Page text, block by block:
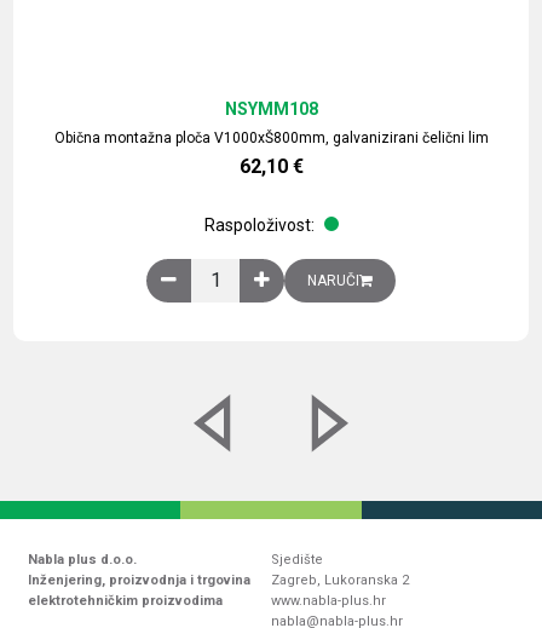
Obična montažna ploča V1000xŠ800mm, galvanizirani čelični lim
NSYMM108
62,10 €
Raspoloživost:
Obična montažna ploča V1000xŠ800mm,
NARUČI
Nabla plus d.o.o.
Inženjering, proizvodnja i trgovina
elektrotehničkim proizvodima
Sjedište
Zagreb, Lukoranska 2
www.nabla-plus.hr
nabla@nabla-plus.hr